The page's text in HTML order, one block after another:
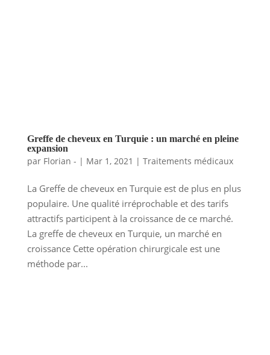
Greffe de cheveux en Turquie : un marché en pleine
expansion
par Florian - | Mar 1, 2021 | Traitements médicaux
La Greffe de cheveux en Turquie est de plus en plus
populaire. Une qualité irréprochable et des tarifs
attractifs participent à la croissance de ce marché.
La greffe de cheveux en Turquie, un marché en
croissance Cette opération chirurgicale est une
méthode par...